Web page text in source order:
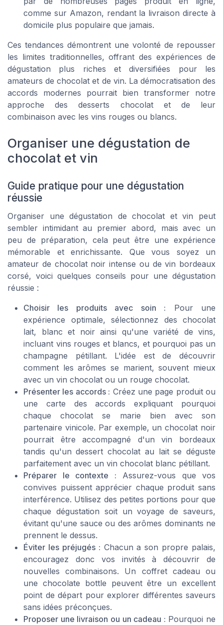
comme sur Amazon, rendant la livraison directe à
domicile plus populaire que jamais.
Ces tendances démontrent une volonté de repousser
les limites traditionnelles, offrant des expériences de
dégustation plus riches et diversifiées pour les
amateurs de chocolat et de vin. La démocratisation des
accords modernes pourrait bien transformer notre
approche desdesserts chocolatet de leur
combinaison avec les vins rouges ou blancs.
Organiser une dégustation de
chocolat et vin
Guide pratique pour une dégustation
réussie
Organiser une dégustation de chocolat et vin peut
sembler intimidant au premier abord, mais avec un
peu de préparation, cela peut être une expérience
mémorable et enrichissante. Que vous soyez un
amateur de chocolat noir intense ou de vin bordeaux
corsé, voici quelques conseils pour une dégustation
réussie :
Choisir les produits avec soin : Pour une
expérience optimale, sélectionnez des chocolat
lait, blanc et noir ainsi qu'une variété de vins,
incluant vins rouges et blancs, et pourquoi pas un
champagne pétillant. L'idée est de découvrir
comment les arômes se marient, souvent mieux
avec un vin chocolat ou un rouge chocolat.
Présenter les accords : Créez une page produit ou
une carte des accords expliquant pourquoi
chaque chocolat se marie bien avec son
partenaire vinicole. Par exemple, un chocolat noir
pourrait être accompagné d'un vin bordeaux
tandis qu'un dessert chocolat au lait se déguste
parfaitement avec un vin chocolat blanc pétillant.
Préparer le contexte : Assurez-vous que vos
convives puissent apprécier chaque produit sans
interférence. Utilisez des petites portions pour que
chaque dégustation soit un voyage de saveurs,
évitant qu'une sauce ou des arômes dominants ne
prennent le dessus.
Éviter les préjugés : Chacun a son propre palais,
encouragez donc vos invités à découvrir de
nouvelles combinaisons. Un coffret cadeau ou
une chocolate bottle peuvent être un excellent
point de départ pour explorer différentes saveurs
sans idées préconçues.
Proposer une livraison ou un cadeau : Pourquoi ne